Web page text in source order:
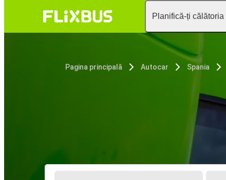
Planifică-ți călătoria
Pagina principală Autocar Spania